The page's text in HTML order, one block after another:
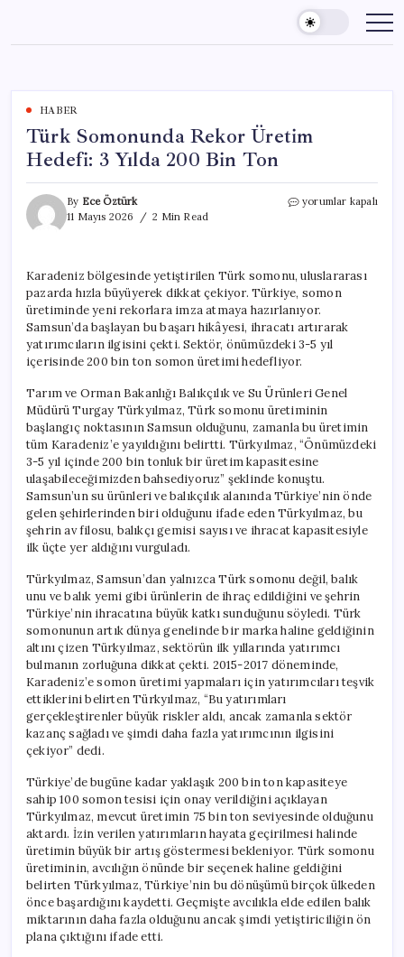
content
HABER
Türk Somonunda Rekor Üretim
Hedefi: 3 Yılda 200 Bin Ton
By Ece Öztürk
11 Mayıs 2026
2 Min Read
Türk
3
Yılda
200
Bin
Ton
yorumlar kapalı
Karadeniz bölgesinde yetiştirilen Türk somonu, uluslararası
pazarda hızla büyüyerek dikkat çekiyor. Türkiye, somon
üretiminde yeni rekorlara imza atmaya hazırlanıyor.
Samsun’da başlayan bu başarı hikâyesi, ihracatı artırarak
yatırımcıların ilgisini çekti. Sektör, önümüzdeki 3-5 yıl
içerisinde 200 bin ton somon üretimi hedefliyor.
Tarım ve Orman Bakanlığı Balıkçılık ve Su Ürünleri Genel
Müdürü Turgay Türkyılmaz, Türk somonu üretiminin
başlangıç noktasının Samsun olduğunu, zamanla bu üretimin
tüm Karadeniz’e yayıldığını belirtti. Türkyılmaz, “Önümüzdeki
3-5 yıl içinde 200 bin tonluk bir üretim kapasitesine
ulaşabileceğimizden bahsediyoruz” şeklinde konuştu.
Samsun’un su ürünleri ve balıkçılık alanında Türkiye’nin önde
gelen şehirlerinden biri olduğunu ifade eden Türkyılmaz, bu
şehrin av filosu, balıkçı gemisi sayısı ve ihracat kapasitesiyle
ilk üçte yer aldığını vurguladı.
Türkyılmaz, Samsun’dan yalnızca Türk somonu değil, balık
unu ve balık yemi gibi ürünlerin de ihraç edildiğini ve şehrin
Türkiye’nin ihracatına büyük katkı sunduğunu söyledi. Türk
somonunun artık dünya genelinde bir marka haline geldiğinin
altını çizen Türkyılmaz, sektörün ilk yıllarında yatırımcı
bulmanın zorluğuna dikkat çekti. 2015-2017 döneminde,
Karadeniz’e somon üretimi yapmaları için yatırımcıları teşvik
ettiklerini belirten Türkyılmaz, “Bu yatırımları
gerçekleştirenler büyük riskler aldı, ancak zamanla sektör
kazanç sağladı ve şimdi daha fazla yatırımcının ilgisini
çekiyor” dedi.
Türkiye’de bugüne kadar yaklaşık 200 bin ton kapasiteye
sahip 100 somon tesisi için onay verildiğini açıklayan
Türkyılmaz, mevcut üretimin 75 bin ton seviyesinde olduğunu
aktardı. İzin verilen yatırımların hayata geçirilmesi halinde
üretimin büyük bir artış göstermesi bekleniyor. Türk somonu
üretiminin, avcılığın önünde bir seçenek haline geldiğini
belirten Türkyılmaz, Türkiye’nin bu dönüşümü birçok ülkeden
önce başardığını kaydetti. Geçmişte avcılıkla elde edilen balık
miktarının daha fazla olduğunu ancak şimdi yetiştiriciliğin ön
plana çıktığını ifade etti.